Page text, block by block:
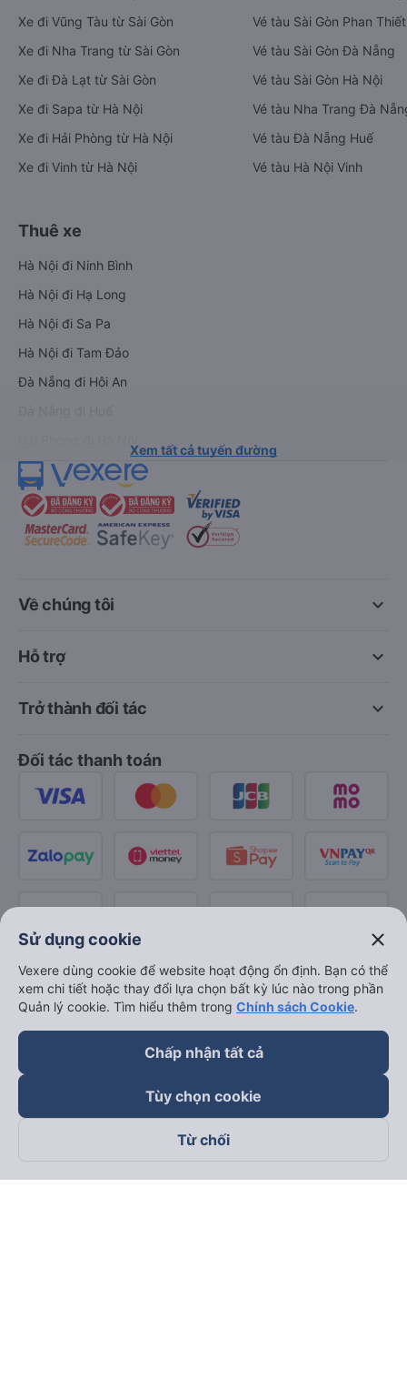
Xe đi Vũng Tàu từ Sài Gòn
Xe đi Nha Trang từ Sài Gòn
Xe đi Đà Lạt từ Sài Gòn
Xe đi Sapa từ Hà Nội
Xe đi Hải Phòng từ Hà Nội
Xe đi Vinh từ Hà Nội
Vé tàu Sài Gòn Phan Thiết
Vé tàu Sài Gòn Đà Nẵng
Vé tàu Sài Gòn Hà Nội
Vé tàu Nha Trang Đà
Vé tàu Đà Nẵng Huế
Vé tàu Hà Nội Vinh
Thuê xe
Hà Nội đi Ninh Bình
Hà Nội đi Hạ Long
Hà Nội đi Sa Pa
Hà Nội đi Tam Đảo
Đà Nẵng đi Hội An
Xem tất cả tuyến đường
keyboard_arrow_down
Về chúng tôi
keyboard_arrow_down
Hỗ trợ
keyboard_arrow_down
Trở thành đối tác
Đối tác thanh toán
Theo dõi chúng tôi trên
Sử dụng cookie close
Vexere dùng cookie để website hoạt động ổn định. Bạn có thể
xem chi tiết hoặc thay đổi lựa chọn bất kỳ lúc nào trong phần
Quản lý cookie. Tìm hiểu thêm trong Chính sách Cookie.
Chấp nhận tất cả
Tùy chọn cookie
Từ chối